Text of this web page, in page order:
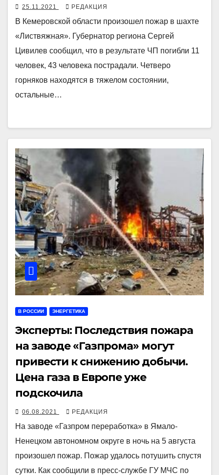
25.11.2021 РЕДАКЦИЯ
В Кемеровской области произошел пожар в шахте
«Листвяжная». Губернатор региона Сергей
Цивилев сообщил, что в результате ЧП погибли 11
человек, 43 человека пострадали. Четверо
горняков находятся в тяжелом состоянии,
остальные…
В РОССИИ ЭНЕРГЕТИКА
Эксперты: Последствия пожара
на заводе «Газпрома» могут
привести к снижению добычи.
Цена газа в Европе уже
подскочила
06.08.2021 РЕДАКЦИЯ
На заводе «Газпром переработка» в Ямало-
Ненецком автономном округе в ночь на 5 августа
произошел пожар. Пожар удалось потушить спустя
сутки. Как сообщили в пресс-службе ГУ МЧС по